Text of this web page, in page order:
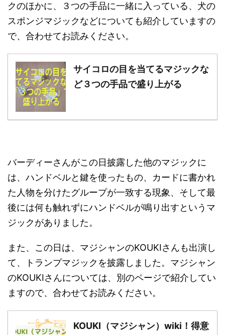
クのほかに、３つの手品に一緒に入っている、犬の
スポンジマジックなどについても紹介していますの
で、合わせてお読みください。
サイコロの目を当てるマジックな
ど３つの手品で盛り上がる
バーディーさんがこの日披露した他のマジックに
は、ハンドベルと鍵を使ったもの、カードに書かれ
た人物を分けたグループが一致する現象、そして最
後には何も触れずにハンドベルが鳴り出すというマ
ジックがありました。
また、この日は、マジシャンのKOUKIさんも出演し
て、トランプマジックを披露しました。マジシャン
のKOUKIさんについては、別のページで紹介してい
ますので、合わせてお読みください。
KOUKI（マジシャン）wiki！得意